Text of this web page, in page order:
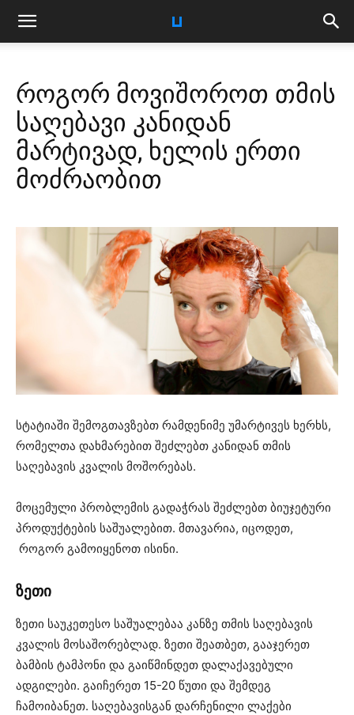
როგორ მოვიშოროთ თმის
საღებავი კანიდან
მარტივად, ხელის ერთი
მოძრაობით
სტატიაში შემოგთავზებთ რამდენიმე უმარტივეს ხერხს,
რომელთა დახმარებით შეძლებთ კანიდან თმის
საღებავის კვალის მოშორებას.
მოცემული პრობლემის გადაჭრას შეძლებთ ბიუჯეტური
პროდუქტების საშუალებით. მთავარია, იცოდეთ,
როგორ გამოიყენოთ ისინი.
ზეთი
ზეთი საუკეთესო საშუალებაა კანზე თმის საღებავის
კვალის მოსაშორებლად. ზეთი შეათბეთ, გააჯერეთ
ბამბის ტამპონი და გაიწმინდეთ დალაქავებული
ადგილები. გაიჩერეთ 15-20 წუთი და შემდეგ
ჩამოიბანეთ. საღებავისგან დარჩენილი ლაქები